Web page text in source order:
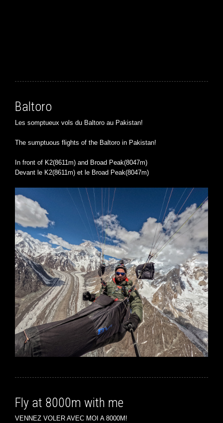
Baltoro
Les somptueux vols du Baltoro au Pakistan!
The sumptuous flights of the Baltoro in Pakistan!
In front of K2(8611m) and Broad Peak(8047m)
Devant le K2(8611m) et le Broad Peak(8047m)
Fly at 8000m with me
VENNEZ VOLER AVEC MOI A 8000M!